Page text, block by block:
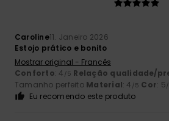
Caroline11. Janeiro 2026
Estojo prático e bonito
Mostrar original - Francês
Conforto: 4 /5 Relação qualidade/
Tamanho perfeito Material: 4 /5 Cor: 5
Eu recomendo este produto